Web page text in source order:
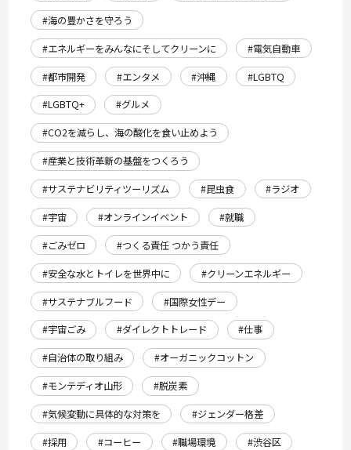
#海の豊かさを守ろう
#エネルギーをみんなにそしてクリーンに
#電気自動車
#都市開発
#エンタメ #沖縄
#LGBTQ
#LGBTQ+
#グルメ
#CO2を減らし、海の酸化を食い止めよう
#産業と技術革新の基盤をつくろう
#サステナビリティツーリズム
#昆虫食
#ラジオ
#宇宙
#オンラインイベント
#就職
#ごみゼロ
#つくる責任 つかう責任
#安全な水とトイレを世界中に
#クリーンエネルギー
#サステナブルフード
#国際女性デー
#宇宙ごみ
#ダイレクトトレード
#仕事
#自治体の取り組み
#オーガニックコットン
#モンテディオ山形
#脱炭素
#気候変動に具体的な対策を
#ジェンダー格差
#採用
#コーヒー #職場環境
#渋谷区